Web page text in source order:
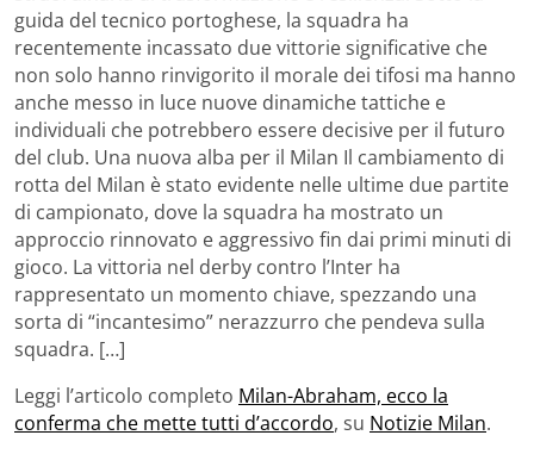
guida del tecnico portoghese, la squadra ha
recentemente incassato due vittorie significative che
non solo hanno rinvigorito il morale dei tifosi ma hanno
anche messo in luce nuove dinamiche tattiche e
individuali che potrebbero essere decisive per il futuro
del club. Una nuova alba per il Milan Il cambiamento di
rotta del Milan è stato evidente nelle ultime due partite
di campionato, dove la squadra ha mostrato un
approccio rinnovato e aggressivo fin dai primi minuti di
gioco. La vittoria nel derby contro l’Inter ha
rappresentato un momento chiave, spezzando una
sorta di “incantesimo” nerazzurro che pendeva sulla
squadra. […]
Leggi l’articolo completo Milan-Abraham, ecco la
conferma che mette tutti d’accordo, su Notizie Milan.